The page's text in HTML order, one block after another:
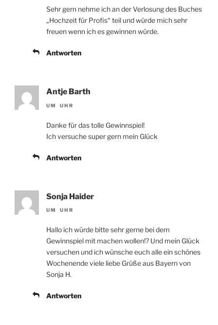
Sehr gern nehme ich an der Verlosung des Buches
„Hochzeit für Profis“ teil und würde mich sehr
freuen wenn ich es gewinnen würde.
Antworten
Antje Barth
UM UHR
Danke für das tolle Gewinnspiel!
Ich versuche super gern mein Glück
Antworten
Sonja Haider
UM UHR
Hallo ich würde bitte sehr gerne bei dem
Gewinnspiel mit machen wollen!? Und mein Glück
versuchen und ich wünsche euch alle ein schönes
Wochenende viele liebe Grüße aus Bayern von
Sonja H.
Antworten